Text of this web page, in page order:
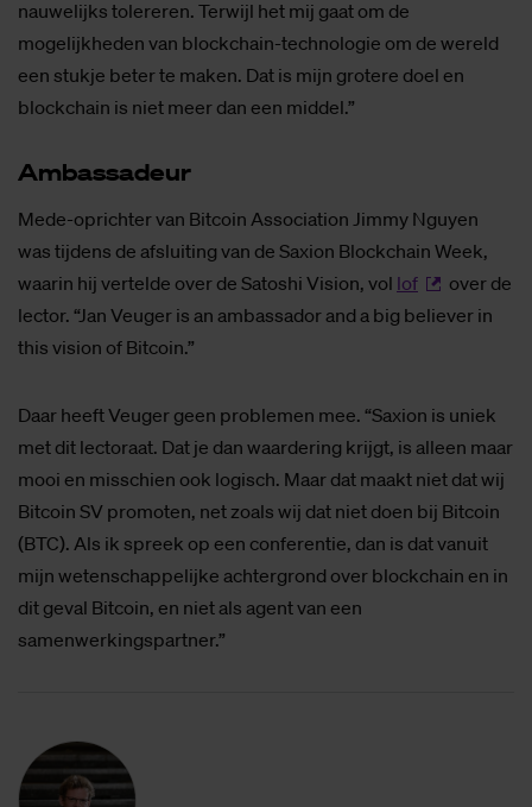
nauwelijks tolereren. Terwijl het mij gaat om de
mogelijkheden van blockchain-technologie om de wereld
een stukje beter te maken. Dat is mijn grotere doel en
blockchain is niet meer dan een middel.”
Am­bas­sa­deur
Mede-oprichter van Bitcoin Association Jimmy Nguyen
was tijdens de afsluiting van de Saxion Blockchain Week,
waarin hij vertelde over de Satoshi Vision, vol lof
over de
lector. “Jan Veuger is an ambassador and a big believer in
this vision of Bitcoin.”
Daar heeft Veuger geen problemen mee. “Saxion is uniek
met dit lectoraat. Dat je dan waardering krijgt, is alleen maar
mooi en misschien ook logisch. Maar dat maakt niet dat wij
Bitcoin SV promoten, net zoals wij dat niet doen bij Bitcoin
(BTC). Als ik spreek op een conferentie, dan is dat vanuit
mijn wetenschappelijke achtergrond over blockchain en in
dit geval Bitcoin, en niet als agent van een
samenwerkingspartner.”